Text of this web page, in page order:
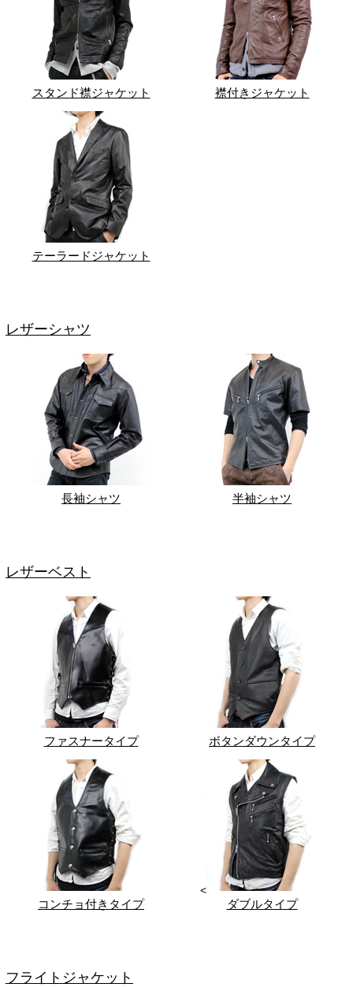
スタンド襟ジャケット 襟付きジャケット
テーラードジャケット
レザーシャツ
長袖シャツ 半袖シャツ
レザーベスト
ファスナータイプ ボタンダウンタイプ
コンチョ付きタイプ
<
ダブルタイプ
フライトジャケット